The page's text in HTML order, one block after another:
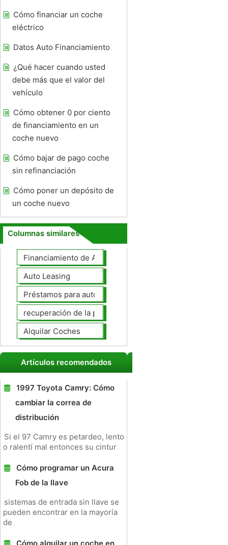
Cómo financiar un coche
eléctrico
Datos Auto Financiamiento
¿Qué hacer cuando usted
debe más que el valor del
vehículo
Cómo obtener 0 por ciento
de financiamiento en un
coche nuevo
Cómo bajar de pago coche
sin refinanciación
Cómo poner un depósito de
un coche nuevo
Columnas similares
Financiamiento de Autos
Auto Leasing
Préstamos para autos
recuperación de la posesión de coches
Alquilar Coches
Artículos recomendados
1997 Toyota Camry: Cómo
cambiar la correa de
distribución
Si el 97 Camry es petardeo, lento
o ralentí mal entonces su cintur
Cómo programar un Acura
Fob de la llave
sistemas de entrada sin llave se
pueden encontrar en la mayoría
de